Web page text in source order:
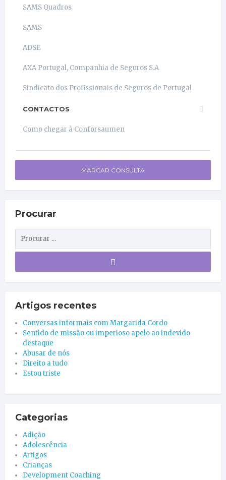
SAMS Quadros
SAMS
ADSE
AXA Portugal, Companhia de Seguros S.A
Sindicato dos Profissionais de Seguros de Portugal
CONTACTOS
Como chegar à Conforsaumen
MARCAR CONSULTA
Procurar
Artigos recentes
Conversas informais com Margarida Cordo
Sentido de missão ou imperioso apelo ao indevido
destaque
Abusar de nós
Direito a tudo
Estou triste
Categorias
Adição
Adolescência
Artigos
Crianças
Development Coaching